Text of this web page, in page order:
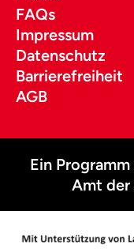
FAQs
Impressum
Datenschutz
Barrierefreiheit
AGB
Ein
Amt der